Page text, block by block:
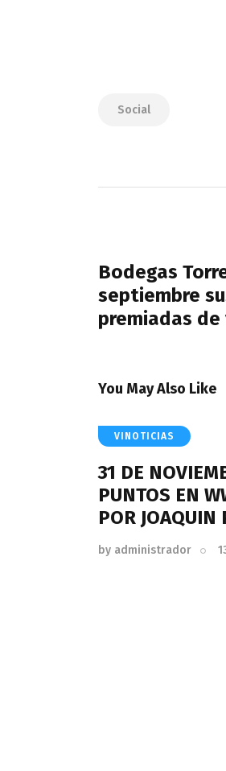
Social
entradas
Bodegas
septiembre
premiadas de
You May Also Like
VINOTICIAS
31 DE
PUNTOS EN
POR JOAQUIN
by administrador